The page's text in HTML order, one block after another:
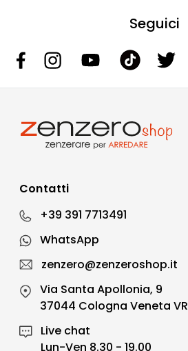
Seguici
Contatti
+39 391 7713491
WhatsApp
zenzero@zenzeroshop.it
Via Santa Apollonia, 9
37044 Cologna Veneta VR
Live chat
Lun-Ven 8.30 - 19.00